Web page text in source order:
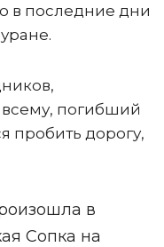
в последние дни
погибший
пробить дорогу,
в
Сопка на